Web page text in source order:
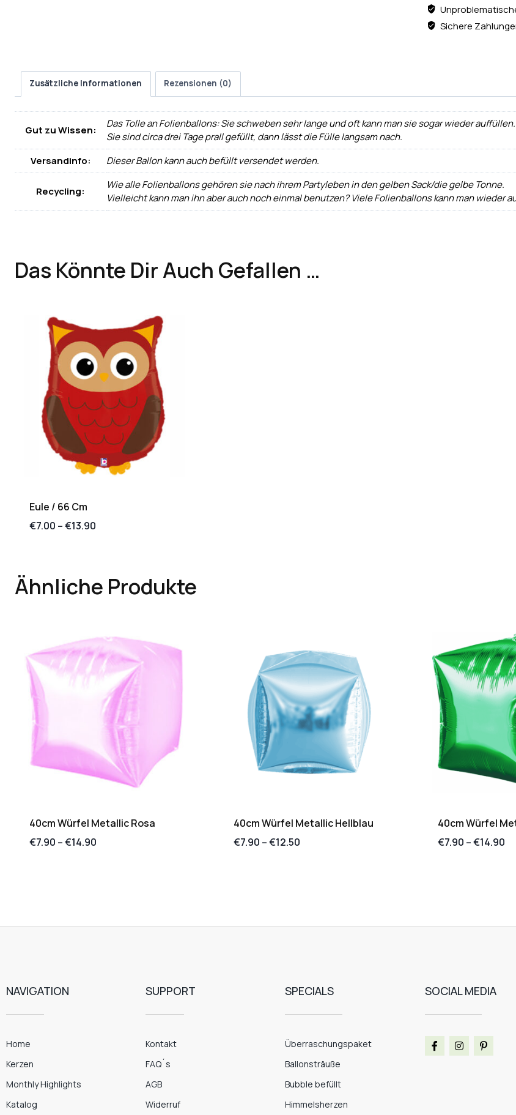
Sichere
Zusätzliche Informationen Rezensionen (0)
Gut zu Wissen:
Das Tolle an Folienballons: Sie schweben sehr lange und oft kann man sie sogar wieder auffüllen.
Sie sind circa drei Tage prall gefüllt, dann lässt die Fülle langsam nach.
Versandinfo:
Dieser Ballon kann auch befüllt versendet werden.
Recycling:
Wie alle Folienballons gehören sie nach ihrem Partyleben in den gelben Sack/die gelbe Tonne.
Vielleicht kann man ihn aber auch noch einmal benutzen? Viele Folienballons kann man wieder
Das Könnte Dir Auch Gefallen …
Eule / 66 Cm
€7.00 –€13.90
Ähnliche Produkte
40cm Würfel Metallic Rosa
€7.90 –€14.90
40cm Würfel Metallic Hellblau
€7.90 –€12.50
40cm Würfel
€7.90 –€14.90
NAVIGATION
Home
Kerzen
Monthly Highlights
Katalog
SUPPORT
Kontakt
FAQ´s
AGB
Widerruf
SPECIALS
Überraschungspaket
Ballonsträuße
Bubble befüllt
Himmelsherzen
SOCIAL MEDIA